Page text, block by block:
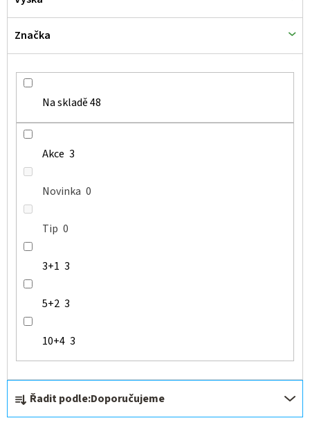
Ř
a
Řadit podle:Doporučujeme
Na skladě48
Akce 3
Novinka 0
Tip 0
3+1 3
5+2 3
10+4 3
Značka